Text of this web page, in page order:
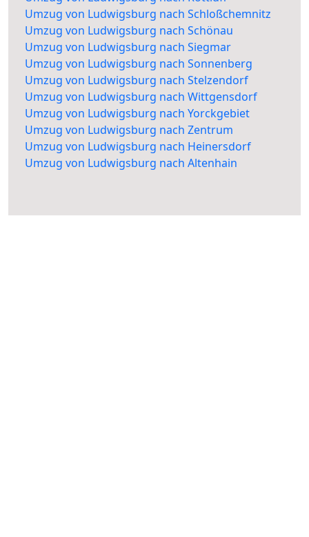
Umzug von Ludwigsburg nach Schloßchemnitz
Umzug von Ludwigsburg nach Schönau
Umzug von Ludwigsburg nach Siegmar
Umzug von Ludwigsburg nach Sonnenberg
Umzug von Ludwigsburg nach Stelzendorf
Umzug von Ludwigsburg nach Wittgensdorf
Umzug von Ludwigsburg nach Yorckgebiet
Umzug von Ludwigsburg nach Zentrum
Umzug von Ludwigsburg nach Heinersdorf
Umzug von Ludwigsburg nach Altenhain